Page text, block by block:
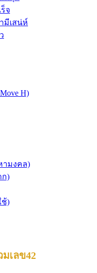
จ
มีเสน่ห์
H)
ามงคล)
ก)
ช้)
เลข42